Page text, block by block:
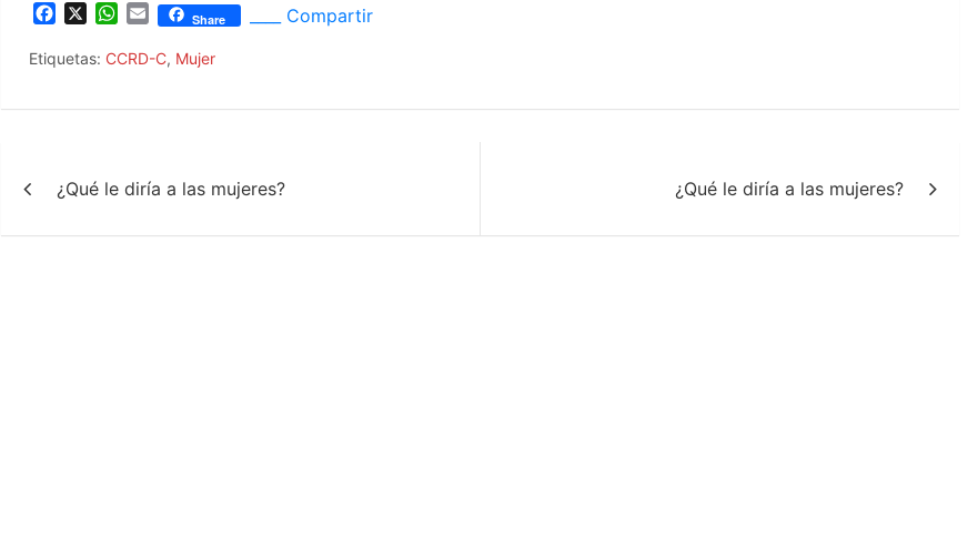
c
W
a
E
a
Share ____ Compartir
Etiquetas: CCRD-C, Mujer
de
entradas
¿Qué le diría a las mujeres? ¿Qué le diría a las mujeres?